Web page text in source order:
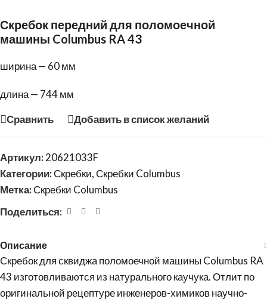
Скребок передний для поломоечной
машины Columbus RA 43
ширина — 60 мм
длина — 744 мм
Сравнить Добавить в список желаний
Артикул:20621033F
Категории:Скребки,Скребки Columbus
Метка:Скребки Columbus
Поделиться:
Описание
Скребок для сквиджа поломоечной машины Columbus RA
43 изготовливаются из натурального каучука. Отлит по
оригинальной рецептуре инженеров-химиков научно-